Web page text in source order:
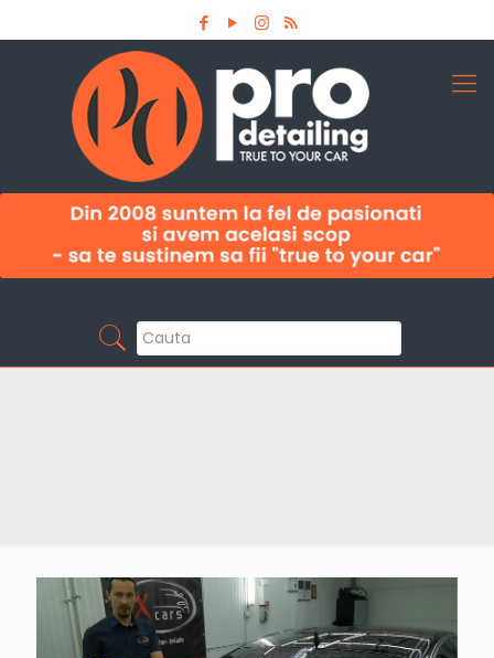
Aboneaza-te la newsletter
Pro Detailing
Sunt primul care afla noutatile din domeniu la